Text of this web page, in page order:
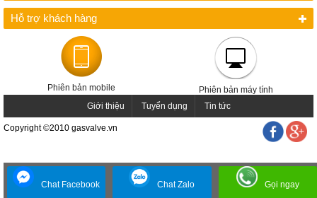
Hỗ trợ khách hàng
Phiên bản mobile
Phiên bản máy tính
Giới thiệu
Tuyển dụng Tin tức
Copyright ©2010 gasvalve.vn
Chat Facebook Gọi ngay
Chat Zalo